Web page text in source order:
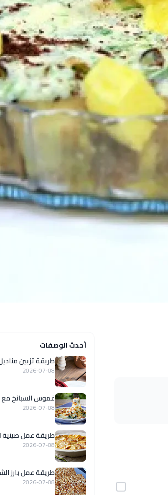
أحدث الوصفات
طريقة تزيين
2026-07-08
غموس السبانخ
2026-07-08
طريقة عمل صينية
2026-07-08
طريقة عمل بارز
2026-07-08